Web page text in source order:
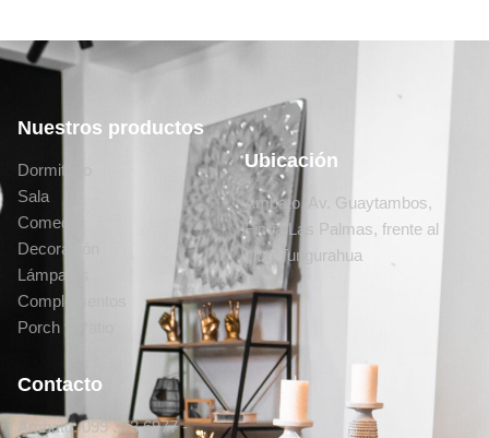
Nuestros productos
Dormitorio
Sala
Comedor
Decoración
Lámparas
Complementos
Porch y Patio
Ubicación
Ambato, Av. Guaytambos,
Ficoa Las Palmas, frente al
club Tungurahua
Contacto
Ambato: 099 373 6977 -